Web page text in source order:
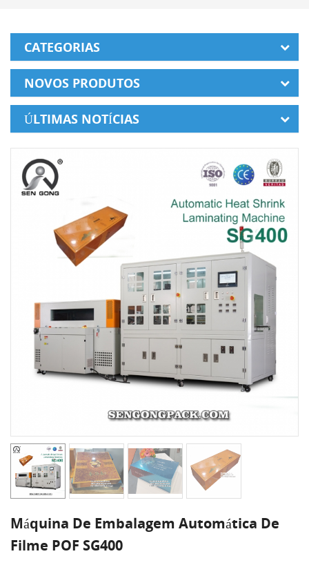
CATEGORIAS
NOVOS PRODUTOS
ÚLTIMAS NOTÍCIAS
Máquina De Embalagem Automática De
Filme POF SG400